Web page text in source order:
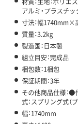
アルミ・プラスチッ
寸法：幅1740mm×
質量：3.2kg
製造国：日本製
組立目安：完成品
梱包数：1梱包
保証期間：3年
その他商品仕様：
式：スプリング式（
幅：1740mm